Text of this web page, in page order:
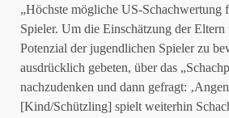
„Höchste mögliche US-Schachwertung
Spieler. Um die Einschätzung der
Potenzial der jugendlichen Spieler zu
ausdrücklich gebeten, über das
nachzudenken und dann gefragt:
[Kind/Schützling] spielt weiterhin